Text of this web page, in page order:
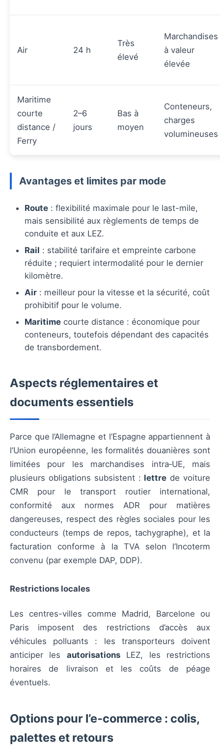
Air 24 h
Très
élevé
Marchandises
à valeur
élevée
Maritime
courte
distance /
Ferry
2–6
jours
Bas à
moyen
Conteneurs,
charges
volumineuses
Avantages et limites par mode
Route : flexibilité maximale pour le last-mile,
mais sensibilité aux règlements de temps de
conduite et aux LEZ.
Rail : stabilité tarifaire et empreinte carbone
réduite ; requiert intermodalité pour le dernier
kilomètre.
Air : meilleur pour la vitesse et la sécurité, coût
prohibitif pour le volume.
Maritime courte distance : économique pour
conteneurs, toutefois dépendant des capacités
de transbordement.
Aspects réglementaires et
documents essentiels
Parce que l’Allemagne et l’Espagne appartiennent à
l’Union européenne, les formalités douanières sont
limitées pour les marchandises intra‑UE, mais
plusieurs obligations subsistent : lettre de voiture
CMR pour le transport routier international,
conformité aux normes ADR pour matières
dangereuses, respect des règles sociales pour les
conducteurs (temps de repos, tachygraphe), et la
facturation conforme à la TVA selon l’Incoterm
convenu (par exemple DAP, DDP).
Restrictions locales
Les centres-villes comme Madrid, Barcelone ou
Paris imposent des restrictions d’accès aux
véhicules polluants : les transporteurs doivent
anticiper les autorisationsLEZ, les restrictions
horaires de livraison et les coûts de péage
éventuels.
Options pour l’e‑commerce : colis,
palettes et retours